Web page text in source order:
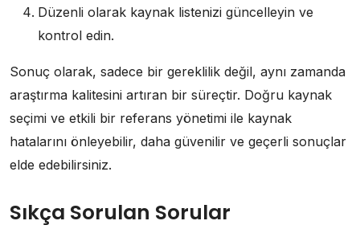
Düzenli olarak kaynak listenizi güncelleyin ve
kontrol edin.
Sonuç olarak, sadece bir gereklilik değil, aynı zamanda
araştırma kalitesini artıran bir süreçtir. Doğru kaynak
seçimi ve etkili bir referans yönetimi ile kaynak
hatalarını önleyebilir, daha güvenilir ve geçerli sonuçlar
elde edebilirsiniz.
Sıkça Sorulan Sorular